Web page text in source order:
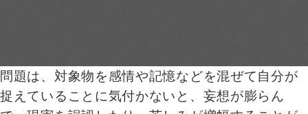
問題は、対象物を感情や記憶などを混ぜて自分が
捉えていることに気付かないと、妄想が膨らん